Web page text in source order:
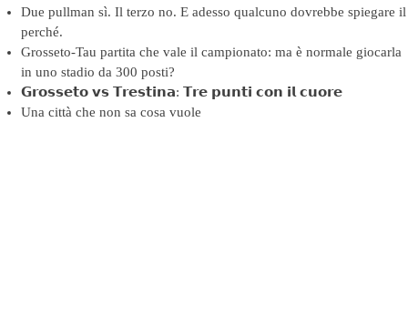
Due pullman sì. Il terzo no. E adesso qualcuno dovrebbe spiegare il
perché.
Grosseto-Tau partita che vale il campionato: ma è normale giocarla
in uno stadio da 300 posti?
𝗚𝗿𝗼𝘀𝘀𝗲𝘁𝗼 𝘃𝘀 𝗧𝗿𝗲𝘀𝘁𝗶𝗻𝗮: 𝗧𝗿𝗲 𝗽𝘂𝗻𝘁𝗶 𝗰𝗼𝗻 𝗶𝗹 𝗰𝘂𝗼𝗿𝗲
Una città che non sa cosa vuole